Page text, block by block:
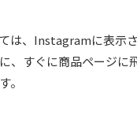
は、Instagramに表示
、すぐに商品ページに
。